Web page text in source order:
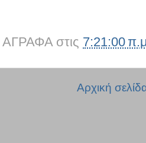
ΑΓΡΑΦΑ στις 7:21:00
Αρχική